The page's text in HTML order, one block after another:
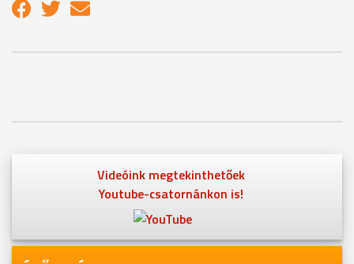
Videóink megtekinthetőek
Youtube-csatornánkon is!